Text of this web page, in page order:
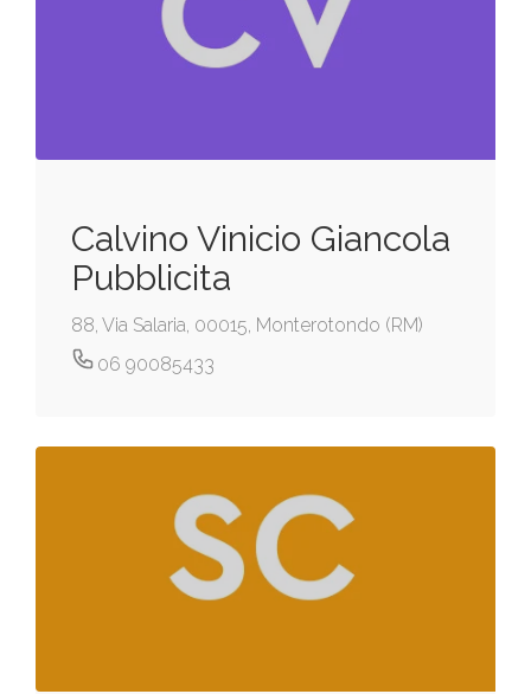
Calvino Vinicio Giancola
Pubblicita
88, Via Salaria, 00015, Monterotondo (RM)
06 90085433